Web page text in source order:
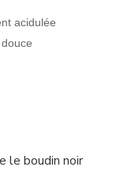
acidulée
le boudin noir